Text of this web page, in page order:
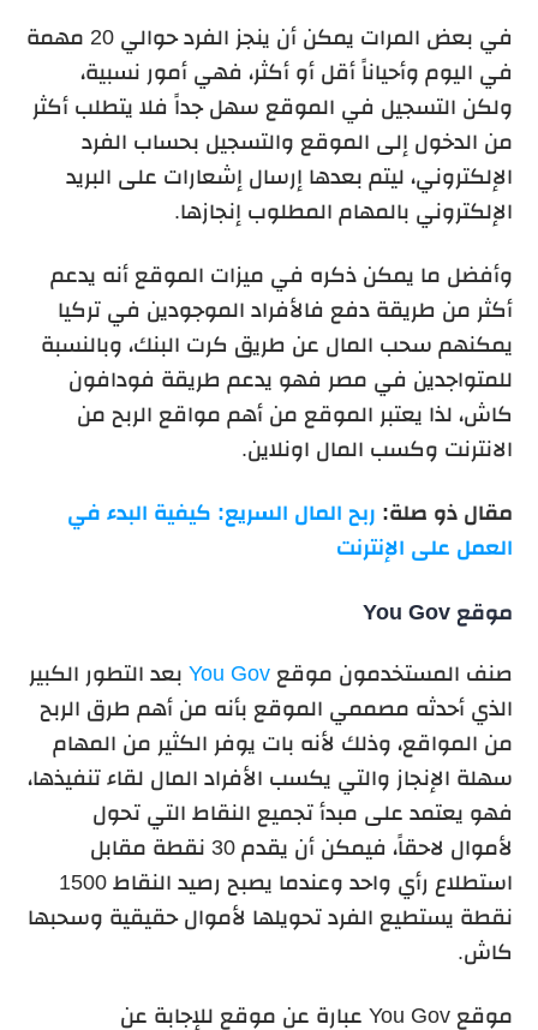
في بعض المرات يمكن أن ينجز الفرد حوالي 20 مهمة
في اليوم وأحياناً أقل أو أكثر، فهي أمور نسبية،
ولكن التسجيل في الموقع سهل جداً فلا يتطلب أكثر
من الدخول إلى الموقع والتسجيل بحساب الفرد
الإلكتروني، ليتم بعدها إرسال إشعارات على البريد
الإلكتروني بالمهام المطلوب إنجازها.
وأفضل ما يمكن ذكره في ميزات الموقع أنه يدعم
أكثر من طريقة دفع فالأفراد الموجودين في تركيا
يمكنهم سحب المال عن طريق كرت البنك، وبالنسبة
للمتواجدين في مصر فهو يدعم طريقة فودافون
كاش، لذا يعتبر الموقع من أهم مواقع الربح من
الانترنت وكسب المال اونلاين.
مقال ذو صلة: ربح المال السريع: كيفية البدء في
العمل على الإنترنت
موقع You Gov
صنف المستخدمون موقعYou Gov بعد التطور الكبير
الذي أحدثه مصممي الموقع بأنه من أهم طرق الربح
من المواقع، وذلك لأنه بات يوفر الكثير من المهام
سهلة الإنجاز والتي يكسب الأفراد المال لقاء تنفيذها،
فهو يعتمد على مبدأ تجميع النقاط التي تحول
لأموال لاحقاً، فيمكن أن يقدم 30 نقطة مقابل
استطلاع رأي واحد وعندما يصبح رصيد النقاط 1500
نقطة يستطيع الفرد تحويلها لأموال حقيقية وسحبها
كاش.
موقع You Gov عبارة عن موقع للإجابة عن